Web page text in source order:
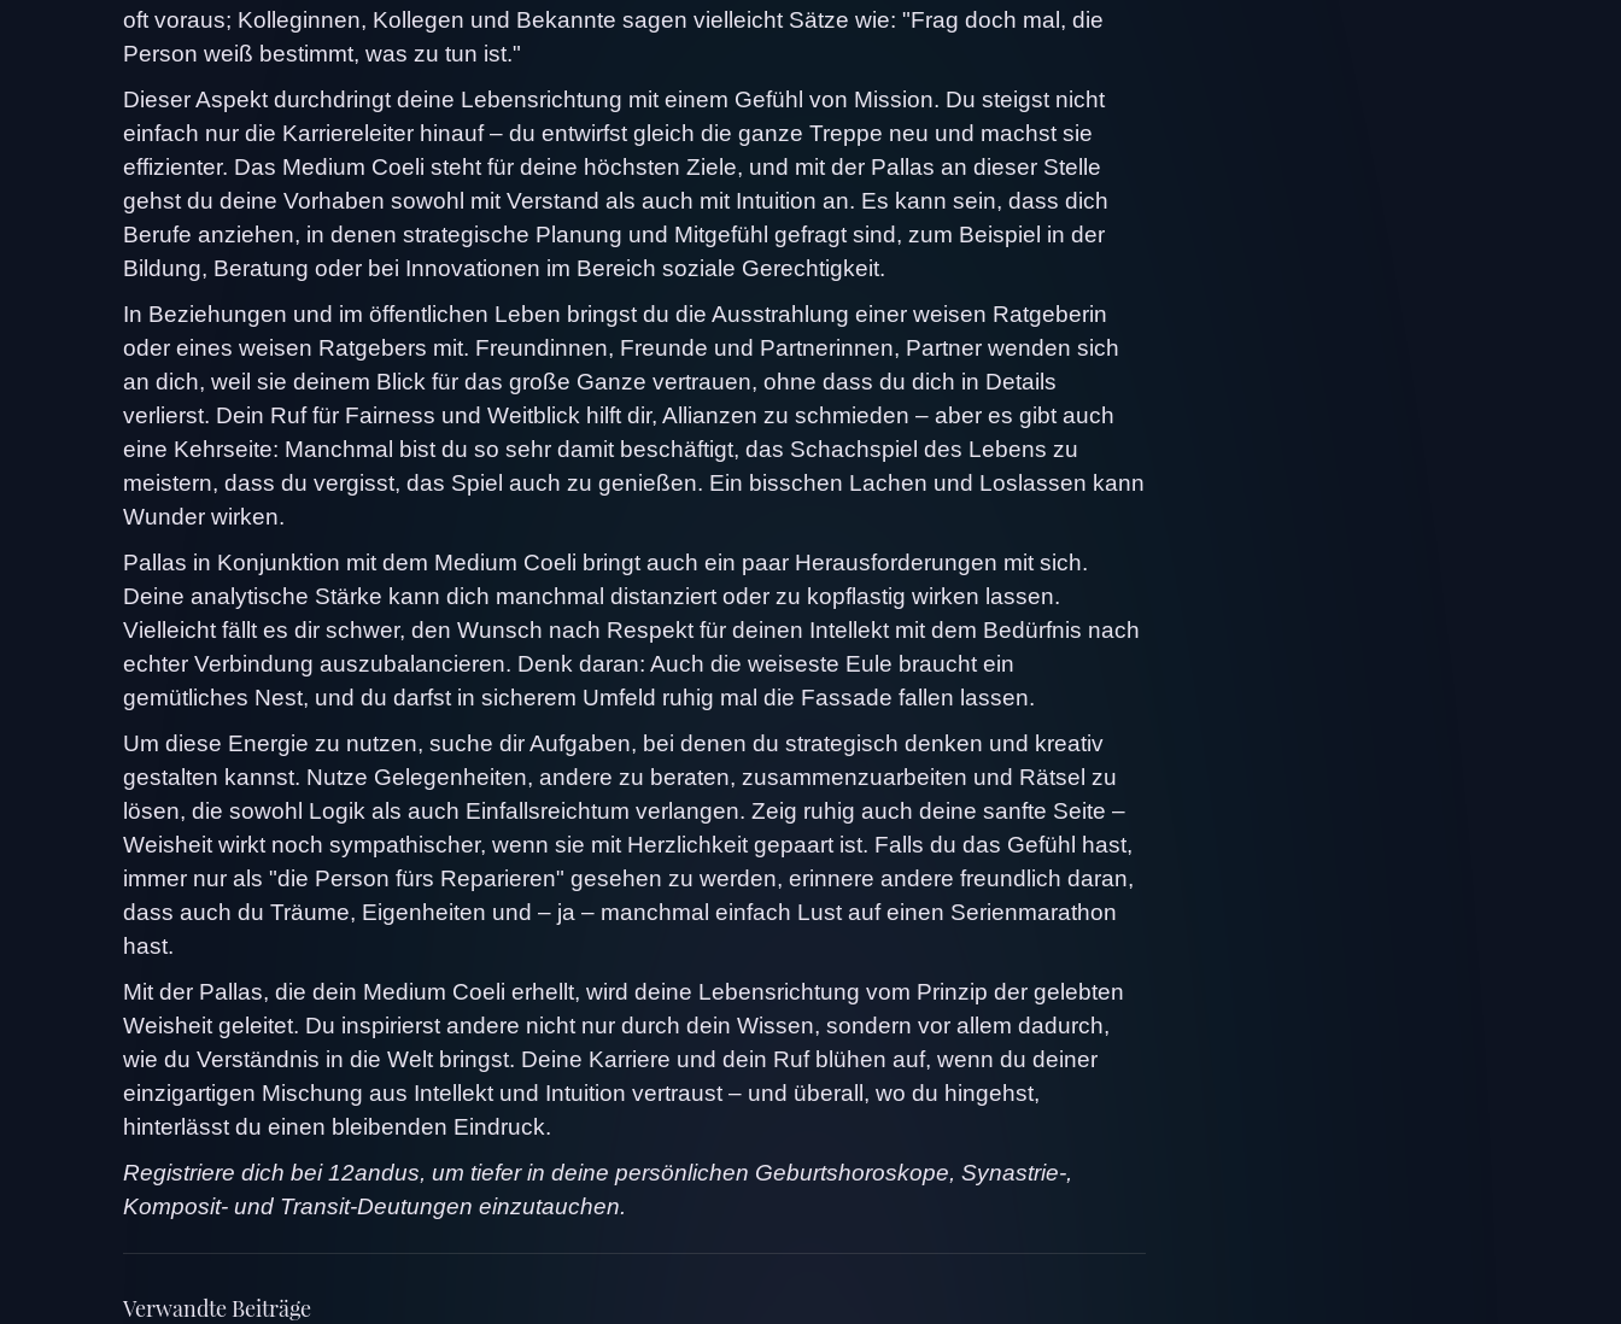
oft voraus; Kolleginnen, Kollegen und Bekannte sagen vielleicht Sätze wie: "Frag doch mal, die
Person weiß bestimmt, was zu tun ist."
Dieser Aspekt durchdringt deine Lebensrichtung mit einem Gefühl von Mission. Du steigst nicht
einfach nur die Karriereleiter hinauf – du entwirfst gleich die ganze Treppe neu und machst sie
effizienter. Das Medium Coeli steht für deine höchsten Ziele, und mit der Pallas an dieser Stelle
gehst du deine Vorhaben sowohl mit Verstand als auch mit Intuition an. Es kann sein, dass dich
Berufe anziehen, in denen strategische Planung und Mitgefühl gefragt sind, zum Beispiel in der
Bildung, Beratung oder bei Innovationen im Bereich soziale Gerechtigkeit.
In Beziehungen und im öffentlichen Leben bringst du die Ausstrahlung einer weisen Ratgeberin
oder eines weisen Ratgebers mit. Freundinnen, Freunde und Partnerinnen, Partner wenden sich
an dich, weil sie deinem Blick für das große Ganze vertrauen, ohne dass du dich in Details
verlierst. Dein Ruf für Fairness und Weitblick hilft dir, Allianzen zu schmieden – aber es gibt auch
eine Kehrseite: Manchmal bist du so sehr damit beschäftigt, das Schachspiel des Lebens zu
meistern, dass du vergisst, das Spiel auch zu genießen. Ein bisschen Lachen und Loslassen kann
Wunder wirken.
Pallas in Konjunktion mit dem Medium Coeli bringt auch ein paar Herausforderungen mit sich.
Deine analytische Stärke kann dich manchmal distanziert oder zu kopflastig wirken lassen.
Vielleicht fällt es dir schwer, den Wunsch nach Respekt für deinen Intellekt mit dem Bedürfnis nach
echter Verbindung auszubalancieren. Denk daran: Auch die weiseste Eule braucht ein
gemütliches Nest, und du darfst in sicherem Umfeld ruhig mal die Fassade fallen lassen.
Um diese Energie zu nutzen, suche dir Aufgaben, bei denen du strategisch denken und kreativ
gestalten kannst. Nutze Gelegenheiten, andere zu beraten, zusammenzuarbeiten und Rätsel zu
lösen, die sowohl Logik als auch Einfallsreichtum verlangen. Zeig ruhig auch deine sanfte Seite –
Weisheit wirkt noch sympathischer, wenn sie mit Herzlichkeit gepaart ist. Falls du das Gefühl hast,
immer nur als "die Person fürs Reparieren" gesehen zu werden, erinnere andere freundlich daran,
dass auch du Träume, Eigenheiten und – ja – manchmal einfach Lust auf einen Serienmarathon
hast.
Mit der Pallas, die dein Medium Coeli erhellt, wird deine Lebensrichtung vom Prinzip der gelebten
Weisheit geleitet. Du inspirierst andere nicht nur durch dein Wissen, sondern vor allem dadurch,
wie du Verständnis in die Welt bringst. Deine Karriere und dein Ruf blühen auf, wenn du deiner
einzigartigen Mischung aus Intellekt und Intuition vertraust – und überall, wo du hingehst,
hinterlässt du einen bleibenden Eindruck.
Registriere dich bei 12andus, um tiefer in deine persönlichen Geburtshoroskope, Synastrie-,
Komposit- und Transit-Deutungen einzutauchen.
Verwandte Beiträge